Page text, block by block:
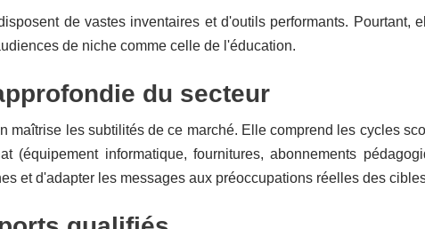
de vastes inventaires et d'outils performants. Pourtant,
de niche comme celle de l'éducation.
du secteur
maîtrise les subtilités de ce marché. Elle comprend les cycles
(équipement informatique, fournitures, abonnements
et d'adapter les messages aux préoccupations réelles des